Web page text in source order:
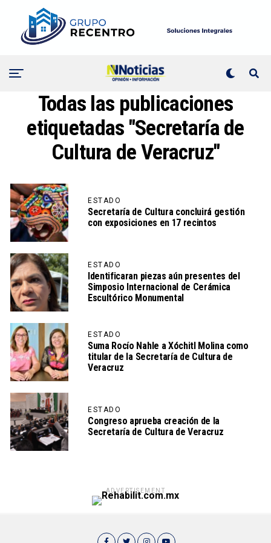
Todas las publicaciones
etiquetadas "Secretaría de
Cultura de Veracruz"
ESTADO
Secretaría de Cultura concluirá gestión
con exposiciones en 17 recintos
ESTADO
Identificaran piezas aún presentes del
Simposio Internacional de Cerámica
Escultórico Monumental
ESTADO
Suma Rocío Nahle a Xóchitl Molina como
titular de la Secretaría de Cultura de
Veracruz
ESTADO
Congreso aprueba creación de la
Secretaría de Cultura de Veracruz
ADVERTISEMENT